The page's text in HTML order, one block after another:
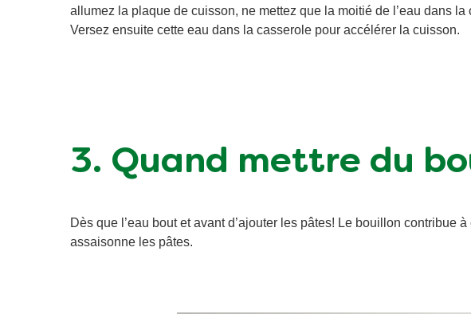
allumez la plaque de cuisson, ne mettez que la moitié de l’eau dans
Versez ensuite cette eau dans la casserole pour accélérer la cuisson.
3. Quand mettre du
Dès que l’eau bout et avant d’ajouter les pâtes! Le bouillon contribue
assaisonne les pâtes.